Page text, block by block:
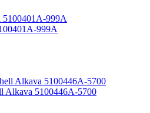
999A
Alkava 5100446A-5700